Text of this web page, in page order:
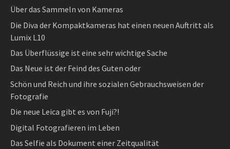
Über das Sammeln von Kameras
Die Diva der Kompaktkameras hat einen neuen Auftritt als
Lumix L10
Das Überflüssige ist eine sehr wichtige Sache
Das Neue ist der Feind des Guten oder
Schön und Reich und ihre sozialen Gebrauchsweisen der
Fotografie
Die neue Leica gibt es von Fuji?!
Digital Fotografieren im Leben
Das Selfie als Dokument einer Zeitqualität